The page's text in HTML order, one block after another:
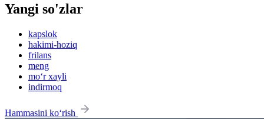
Yangi so'zlar
kapslok
hakimi-hoziq
frilans
meng
mo‘r xayli
indirmoq
Hammasini ko‘rish